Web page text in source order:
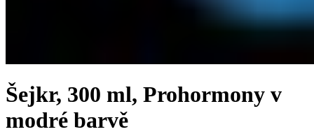
Šejkr, 300 ml, Prohormony v
modré barvě